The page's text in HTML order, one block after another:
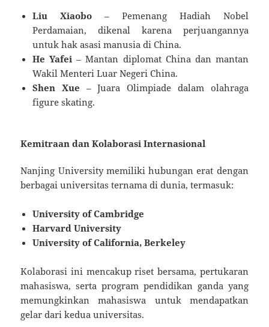
Liu Xiaobo – Pemenang Hadiah Nobel
Perdamaian, dikenal karena perjuangannya
untuk hak asasi manusia di China.
He Yafei – Mantan diplomat China dan mantan
Wakil Menteri Luar Negeri China.
Shen Xue – Juara Olimpiade dalam olahraga
figure skating.
Kemitraan dan Kolaborasi Internasional
Nanjing University memiliki hubungan erat dengan
berbagai universitas ternama di dunia, termasuk:
University of Cambridge
Harvard University
University of California, Berkeley
Kolaborasi ini mencakup riset bersama, pertukaran
mahasiswa, serta program pendidikan ganda yang
memungkinkan mahasiswa untuk mendapatkan
gelar dari kedua universitas.